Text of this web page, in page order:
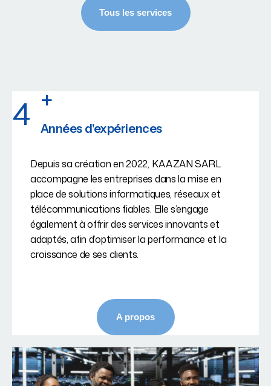
4 +
Années d'expériences
Depuis sa création en 2022, KAAZAN SARL
accompagne les entreprises dans la mise en
place de solutions informatiques, réseaux et
télécommunications fiables. Elle s’engage
également à offrir des services innovants et
adaptés, afin d’optimiser la performance et la
croissance de ses clients.